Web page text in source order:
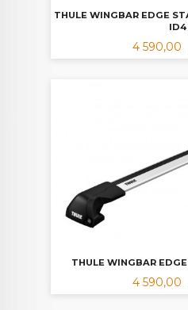
THULE WINGBAR EDGE
ID4
Tilbud
4 590,00
THULE WINGBAR
Tilbud
4 590,00